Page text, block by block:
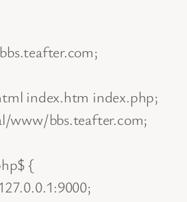
index.htm index.php;
www/bbs.teafter.com;
{